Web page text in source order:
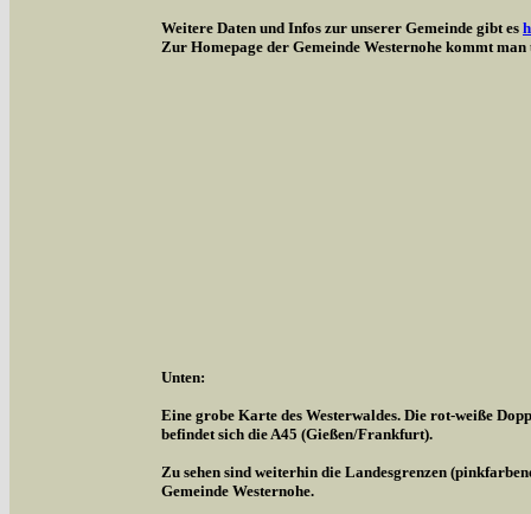
Weitere Daten und Infos zur unserer Gemeinde gibt es
Zur Homepage der Gemeinde Westernohe kommt
Unten:
Eine grobe Karte des Westerwaldes. Die rot-weiße
befindet sich die A45 (Gießen/Frankfurt).
Zu sehen sind weiterhin die Landesgrenzen
Gemeinde Westernohe.